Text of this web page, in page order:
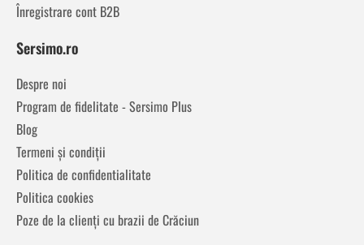
Înregistrare cont B2B
Sersimo.ro
Despre noi
Program de fidelitate - Sersimo Plus
Blog
Termeni și condiții
Politica de confidentialitate
Politica cookies
Poze de la clienți cu brazii de Crăciun